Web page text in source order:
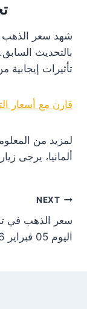
بالتحديث
تأثيرات إيجابية
قارن مع أسعار
لمزيد من
ألمانيا، يرجى
NEXT
سعر الذهب في
اليوم 05 فبراير 2026